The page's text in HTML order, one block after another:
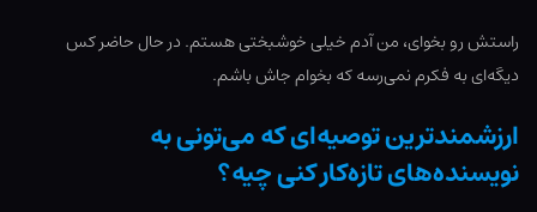
راستش رو بخوای، من آدم خیلی خوشبختی هستم. در حال حاضر کس
دیگه‌ای به فکرم نمی‌رسه که بخوام جاش باشم.
ارزشمندترین توصیه‌ای که می‌تونی به
نویسنده‌های تازه‌کار کنی چیه؟